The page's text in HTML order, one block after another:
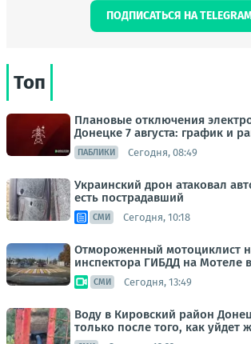
ПОДПИСАТЬСЯ НА
Топ
Плановые отключения
Донецке 7 августа: график и
ПАБЛИКИ Сегодня, 08:49
Украинский дрон атаковал
есть пострадавший
СМИ Сегодня, 10:18
Отмороженный мотоциклист
инспектора ГИБДД на Мотеле
СМИ Сегодня, 13:49
Воду в Кировский район
только после того, как уйдет